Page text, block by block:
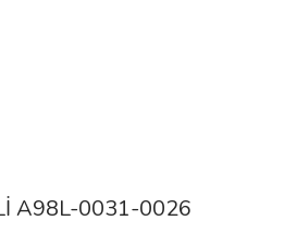
A98L-0031-0026